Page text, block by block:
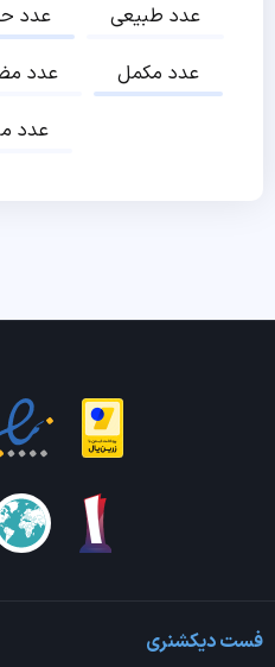
عدد
عدد طبیعی
عدد
عدد مکمل
عدد
فست دیکشنری